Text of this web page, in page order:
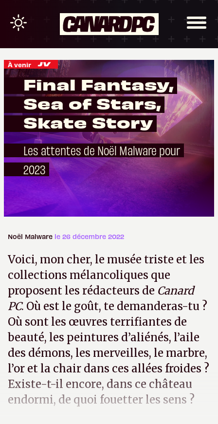
À venir
Final Fantasy,
Sea of Stars,
Skate Story
Les attentes de Noël Malware pour
2023
Noël Malware le 26 décembre 2022
Voici, mon cher, le musée triste et les
collections mélancoliques que
proposent les rédacteurs de Canard
PC. Où est le goût, te demanderas-tu ?
Où sont les œuvres terrifiantes de
beauté, les peintures d’aliénés, l’aile
des démons, les merveilles, le marbre,
l’or et la chair dans ces allées froides ?
Existe-t-il encore, dans ce château
endormi, de quoi fouetter les sens ?